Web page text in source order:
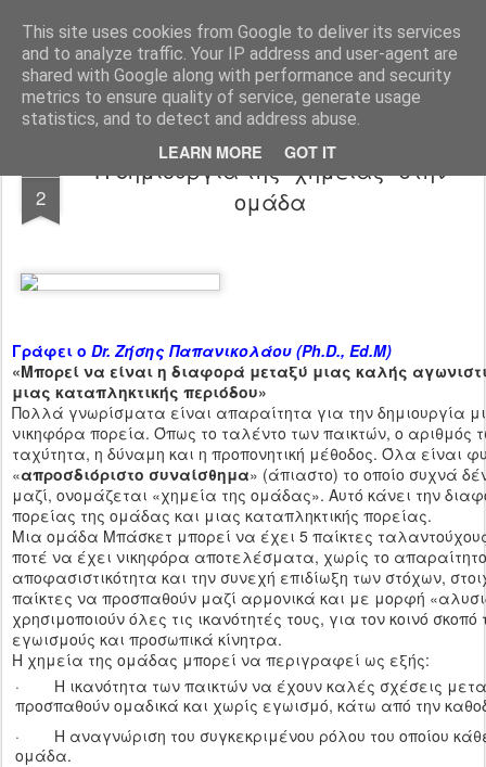
This site uses cookies from Google to deliver its services
and to analyze traffic. Your IP address and user-agent are
shared with Google along with performance and security
metrics to ensure quality of service, generate usage
statistics, and to detect and address abuse.
LEARN MORE GOT IT
All About Basketball Coaching Πάθος ,ομαδικότητα , μαχητικότητα , αντίληψη... με μια λέξη MΠΑΣΚΕΤ... .!!! Αγάπη μεγάλη που κρύβει πολλά μυστικά ...
2
Η δημιουργία της "χημείας" στην
ομάδα
Γράφει ο Dr. Ζήσης Παπανικολάου (Ph.D., Ed.M)
«Μπορεί να είναι η διαφορά μεταξύ μιας καλής
μιας καταπληκτικής περιόδου»
Πολλά γνωρίσματα είναι απαραίτητα για την δημιουργία
νικηφόρα πορεία. Όπως το ταλέντο των παικτών, ο αριθμός
ταχύτητα, η δύναμη και η προπονητική μέθοδος. Όλα είναι
«απροσδιόριστο συναίσθημα» (άπιαστο) το οποίο συχνά
μαζί, ονομάζεται «χημεία της ομάδας». Αυτό κάνει την
πορείας της ομάδας και μιας καταπληκτικής πορείας.
Μια ομάδα Μπάσκετ μπορεί να έχει 5 παίκτες
ποτέ να έχει νικηφόρα αποτελέσματα, χωρίς το
αποφασιστικότητα και την συνεχή επιδίωξη των στόχων,
παίκτες να προσπαθούν μαζί αρμονικά και με μορφή
χρησιμοποιούν όλες τις ικανότητές τους, για τον κοινό
εγωισμούς και προσωπικά κίνητρα.
Η χημεία της ομάδας μπορεί να περιγραφεί ως εξής:
· Η ικανότητα των παικτών να έχουν καλές σχέσεις
προσπαθούν ομαδικά και χωρίς εγωισμό, κάτω από την
· Η αναγνώριση του συγκεκριμένου ρόλου του οποίου
ομάδα.